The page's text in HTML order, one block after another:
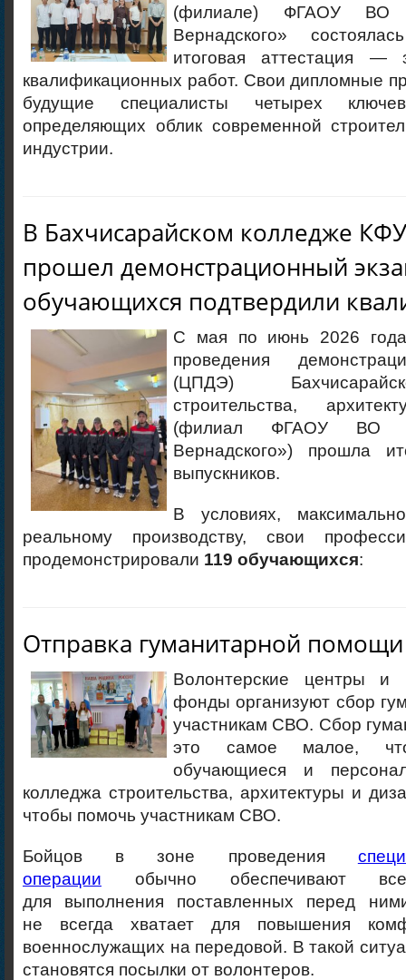
(филиале) ФГАОУ
Вернадского»
итоговая аттестация —
квалификационных работ. Свои дипломные
будущие специалисты четырех
определяющих облик современной
индустрии.
В Бахчисарайском колледже
прошел демонстрационный
обучающихся подтвердили
С мая по июнь 2026
проведения
(ЦПДЭ)
строительства,
(филиал ФГАОУ ВО
Вернадского») прошла
выпускников.
В условиях,
реальному производству, свои
продемонстрировали 119 обучающихся:
Отправка гуманитарной помощи
Волонтерские центры и
фонды организуют сбор
участникам СВО. Сбор
это самое малое, что
обучающиеся и
колледжа строительства, архитектуры и
чтобы помочь участникам СВО.
Бойцов в зоне проведения
операции обычно обеспечивают
для выполнения поставленных перед
не всегда хватает для повышения
военнослужащих на передовой. В такой
становятся посылки от волонтеров.